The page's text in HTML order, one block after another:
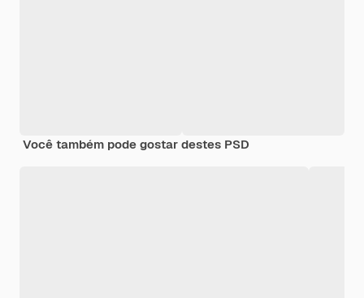
Você também pode gostar destes PSD